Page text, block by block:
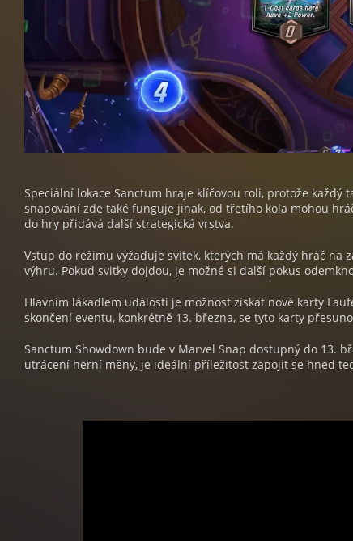
Speciální lokace Sanctum hraje klíčovou roli, protože
snapování zde také funguje jinak, od třetího kola mohou
do hry přidává další strategická vrstva.
Vstup do režimu vyžaduje svitek, kterých má každý hráč na
výhru. Pokud svitky dojdou, je možné si další pokus
Hlavním lákadlem události je možnost získat nové karty
skončení eventu, konkrétně 13. března, se tyto karty
Sanctum Showdown bude v Marvel Snap dostupný do 13.
utrácení herní měny, je ideální příležitost zapojit se hned